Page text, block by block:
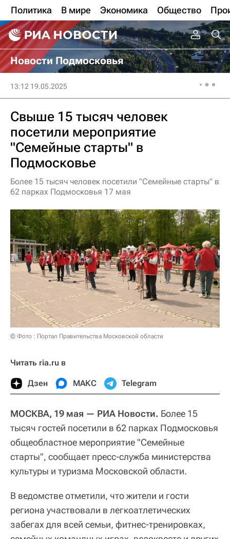
Политика В мире Экономика Общество
Новости Подмосковья
13:12 19.05.2025
Свыше 15 тысяч человек
посетили мероприятие
"Семейные старты" в
Подмосковье
Более 15 тысяч человек посетили "Семейные старты" в
62 парках Подмосковья 17 мая
© Фото : Портал Правительства Московской области
Читать ria.ru в
Дзен МАКС Telegram
МОСКВА, 19 мая — РИА Новости. Более 15
тысяч гостей посетили в 62 парках Подмосковья
общеобластное мероприятие "Семейные
старты", сообщает пресс-служба министерства
культуры и туризма Московской области.
В ведомстве отметили, что жители и гости
региона участвовали в легкоатлетических
забегах для всей семьи, фитнес-тренировках,